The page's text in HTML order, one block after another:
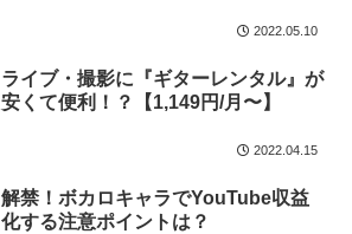
2022.05.10
ライブ・撮影に『ギターレンタル』が
安くて便利！？【1,149円/月〜】
2022.04.15
解禁！ボカロキャラでYouTube収益
化する注意ポイントは？